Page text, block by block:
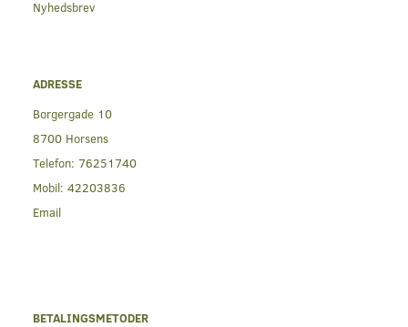
Nyhedsbrev
ADRESSE
Borgergade 10
8700 Horsens
Telefon: 76251740
Mobil: 42203836
Email
BETALINGSMETODER